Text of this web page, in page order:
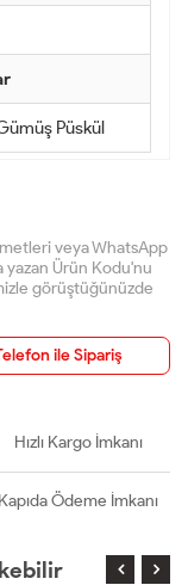
Püskül
veya WhatsApp
yazan Ürün Kodu'nu
görüştüğünüzde
ile Sipariş
Hızlı Kargo İmkanı
Kapıda Ödeme İmkanı